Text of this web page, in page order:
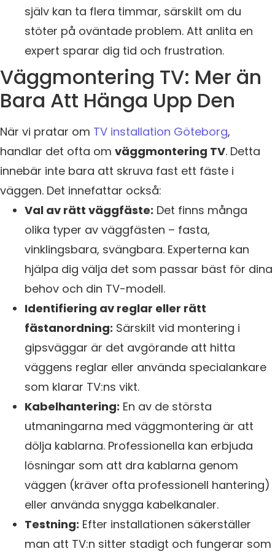
själv kan ta flera timmar, särskilt om du
stöter på oväntade problem. Att anlita en
expert sparar dig tid och frustration.
Väggmontering TV: Mer än
Bara Att Hänga Upp Den
När vi pratar om TV installation Göteborg,
handlar det ofta om väggmontering TV. Detta
innebär inte bara att skruva fast ett fäste i
väggen. Det innefattar också:
Val av rätt väggfäste: Det finns många
olika typer av väggfästen – fasta,
vinklingsbara, svängbara. Experterna kan
hjälpa dig välja det som passar bäst för dina
behov och din TV-modell.
Identifiering av reglar eller rätt
fästanordning: Särskilt vid montering i
gipsväggar är det avgörande att hitta
väggens reglar eller använda specialankare
som klarar TV:ns vikt.
Kabelhantering: En av de största
utmaningarna med väggmontering är att
dölja kablarna. Professionella kan erbjuda
lösningar som att dra kablarna genom
väggen (kräver ofta professionell hantering)
eller använda snygga kabelkanaler.
Testning: Efter installationen säkerställer
man att TV:n sitter stadigt och fungerar som